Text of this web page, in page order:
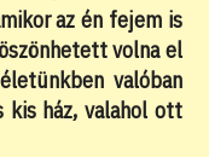
az én fejem is
volna el
valóban
kis ház, valahol ott